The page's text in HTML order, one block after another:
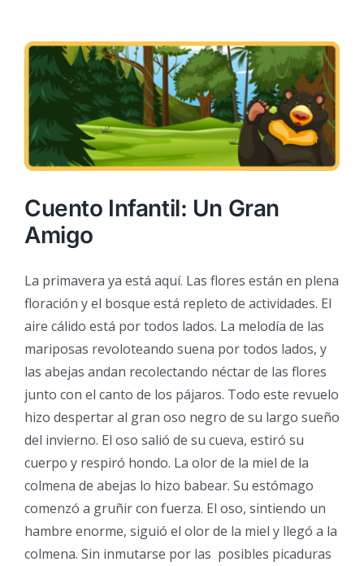
Cuento Infantil: Un Gran
Amigo
La primavera ya está aquí. Las flores están en plena
floración y el bosque está repleto de actividades. El
aire cálido está por todos lados. La melodía de las
mariposas revoloteando suena por todos lados, y
las abejas andan recolectando néctar de las flores
junto con el canto de los pájaros. Todo este revuelo
hizo despertar al gran oso negro de su largo sueño
del invierno. El oso salió de su cueva, estiró su
cuerpo y respiró hondo. La olor de la miel de la
colmena de abejas lo hizo babear. Su estómago
comenzó a gruñir con fuerza. El oso, sintiendo un
hambre enorme, siguió el olor de la miel y llegó a la
colmena. Sin inmutarse por las posibles picaduras